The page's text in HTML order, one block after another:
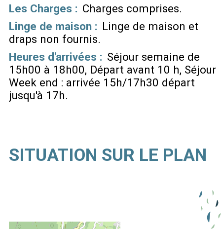
Les Charges : Charges comprises
Linge de maison : Linge de maison et
draps non fournis
Heures d'arrivées : Séjour semaine de
15h00 à 18h00 Départ avant 10 h Séjour
Week end : arrivée 15h/17h30 départ
jusqu'à 17h
SITUATION SUR LE PLAN